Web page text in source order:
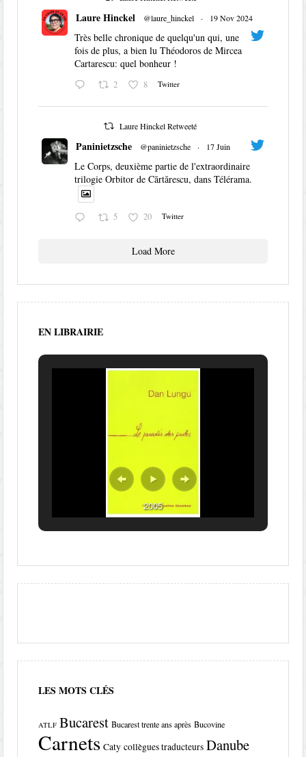
Laure Hinckel @laure_hinckel · 19 Nov 2024
Très belle chronique de quelqu'un qui, une
fois de plus, a bien lu Théodoros de Mircea
Cartarescu: quel bonheur !
2 8 Twitter
Laure Hinckel Retweeté
Paninietzsche @paninietzsche · 17 Juin
Le Corps, deuxième partie de l'extraordinaire
trilogie Orbitor de Cărtărescu, dans Télérama.
5 20 Twitter
Load More
EN LIBRAIRIE
2005
LES MOTS CLÉS
ATLF Bucarest Bucarest trente ans après Bucovine
Carnets Caty collègues traducteurs Danube